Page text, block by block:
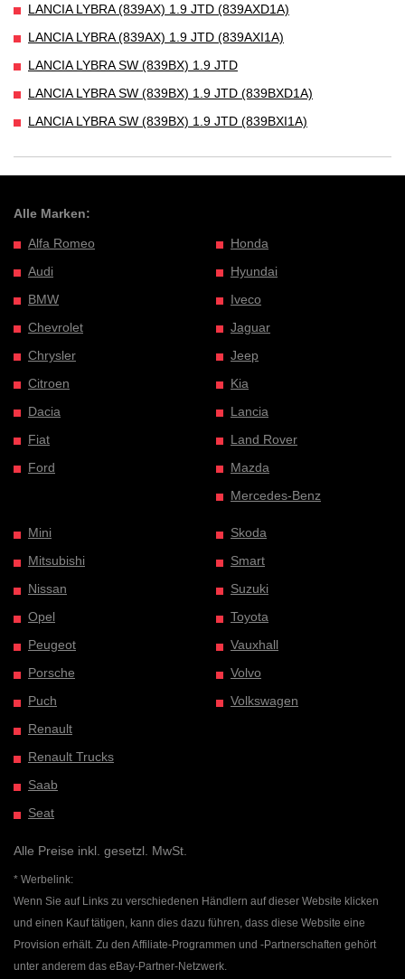
LANCIA LYBRA (839AX) 1.9 JTD (839AXD1A)
LANCIA LYBRA (839AX) 1.9 JTD (839AXI1A)
LANCIA LYBRA SW (839BX) 1.9 JTD
LANCIA LYBRA SW (839BX) 1.9 JTD (839BXD1A)
LANCIA LYBRA SW (839BX) 1.9 JTD (839BXI1A)
Alle Marken:
Alfa Romeo
Audi
BMW
Chevrolet
Chrysler
Citroen
Dacia
Fiat
Ford
Honda
Hyundai
Iveco
Jaguar
Jeep
Kia
Lancia
Land Rover
Mazda
Mercedes-Benz
Mini
Mitsubishi
Nissan
Opel
Peugeot
Porsche
Puch
Renault
Renault Trucks
Saab
Seat
Skoda
Smart
Suzuki
Toyota
Vauxhall
Volvo
Volkswagen
Alle Preise inkl. gesetzl. MwSt.
* Werbelink:
Wenn Sie auf Links zu verschiedenen Händlern auf dieser Website klicken
und einen Kauf tätigen, kann dies dazu führen, dass diese Website eine
Provision erhält. Zu den Affiliate-Programmen und -Partnerschaften gehört
unter anderem das eBay-Partner-Netzwerk.